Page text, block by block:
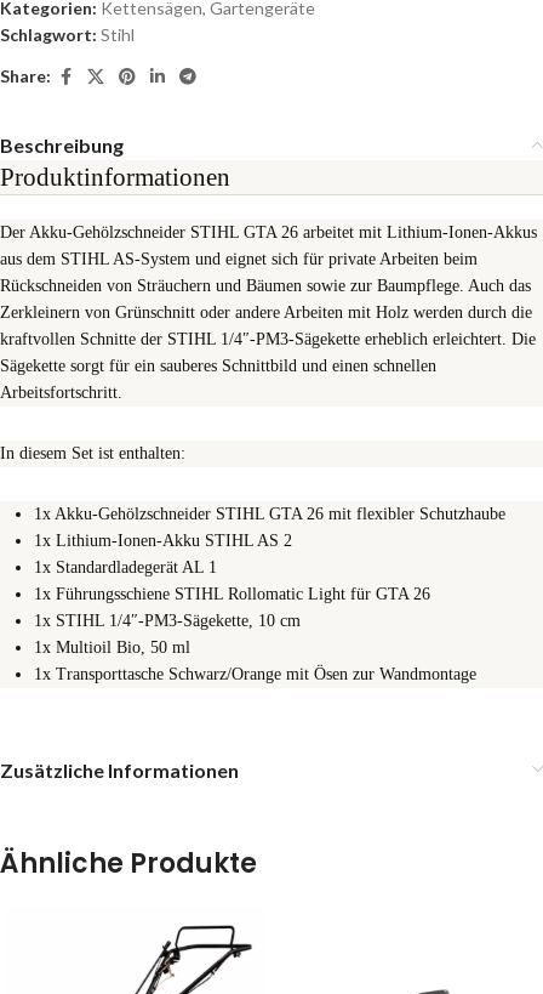
Kategorien: Kettensägen, Gartengeräte
Schlagwort: Stihl
Share:
Beschreibung
Produktinformationen
Der Akku-Gehölzschneider STIHL GTA 26 arbeitet mit Lithium-Ionen-Akkus
aus dem STIHL AS-System und eignet sich für private Arbeiten beim
Rückschneiden von Sträuchern und Bäumen sowie zur Baumpflege. Auch das
Zerkleinern von Grünschnitt oder andere Arbeiten mit Holz werden durch die
kraftvollen Schnitte der STIHL 1/4″-PM3-Sägekette erheblich erleichtert. Die
Sägekette sorgt für ein sauberes Schnittbild und einen schnellen
Arbeitsfortschritt.
In diesem Set ist enthalten:
1x Akku-Gehölzschneider STIHL GTA 26 mit flexibler Schutzhaube
1x Lithium-Ionen-Akku STIHL AS 2
1x Standardladegerät AL 1
1x Führungsschiene STIHL Rollomatic Light für GTA 26
1x STIHL 1/4″-PM3-Sägekette, 10 cm
1x Multioil Bio, 50 ml
1x Transporttasche Schwarz/Orange mit Ösen zur Wandmontage
Zusätzliche Informationen
Ähnliche Produkte